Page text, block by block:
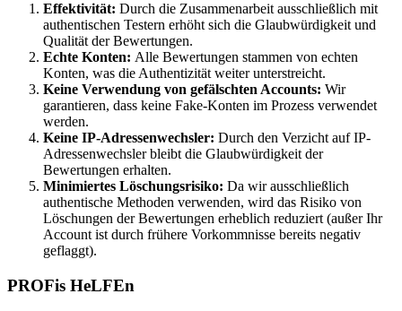
Effektivität: Durch die Zusammenarbeit ausschließlich mit
authentischen Testern erhöht sich die Glaubwürdigkeit und
Qualität der Bewertungen.
Echte Konten: Alle Bewertungen stammen von echten
Konten, was die Authentizität weiter unterstreicht.
Keine Verwendung von gefälschten Accounts: Wir
garantieren, dass keine Fake-Konten im Prozess verwendet
werden.
Keine IP-Adressenwechsler: Durch den Verzicht auf IP-
Adressenwechsler bleibt die Glaubwürdigkeit der
Bewertungen erhalten.
Minimiertes Löschungsrisiko: Da wir ausschließlich
authentische Methoden verwenden, wird das Risiko von
Löschungen der Bewertungen erheblich reduziert (außer Ihr
Account ist durch frühere Vorkommnisse bereits negativ
geflaggt).
PROFis HeLFEn